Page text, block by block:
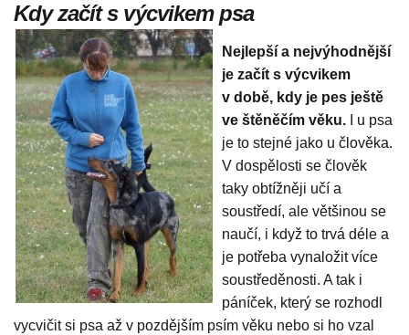
Kdy začít s výcvikem psa
Nejlepší a nejvýhodnější
je začít s výcvikem
v době, kdy je pes ještě
ve štěněčím věku. I u psa
je to stejné jako u člověka.
V dospělosti se člověk
taky obtížněji učí a
soustředí, ale většinou se
naučí, i když to trvá déle a
je potřeba vynaložit více
soustředěnosti. A tak i
páníček, který se rozhodl
vycvičit si psa až v pozdějším psím věku nebo si ho vzal